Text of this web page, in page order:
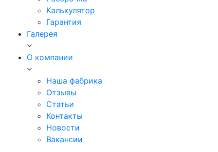
Калькулятор
Гарантия
Галерея
О компании
Наша фабрика
Отзывы
Статьи
Контакты
Новости
Вакансии